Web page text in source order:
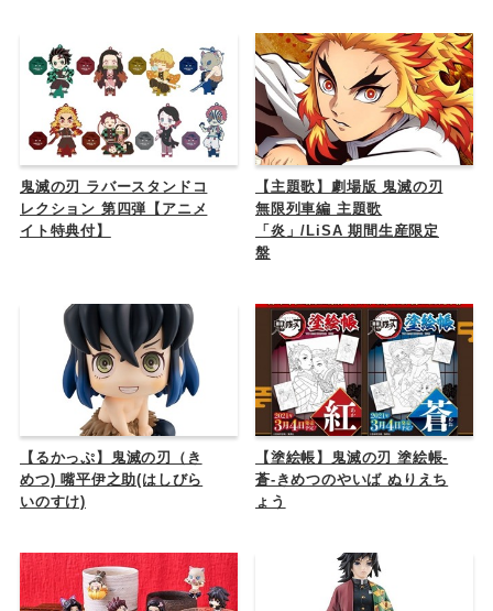
鬼滅の刃 ラバースタンドコ
レクション 第四弾【アニメ
イト特典付】
【主題歌】劇場版 鬼滅の刃
無限列車編 主題歌
「炎」/LiSA 期間生産限定
盤
【るかっぷ】鬼滅の刃（き
めつ) 嘴平伊之助(はしびら
いのすけ)
【塗絵帳】鬼滅の刃 塗絵帳-
蒼-きめつのやいば ぬりえち
ょう